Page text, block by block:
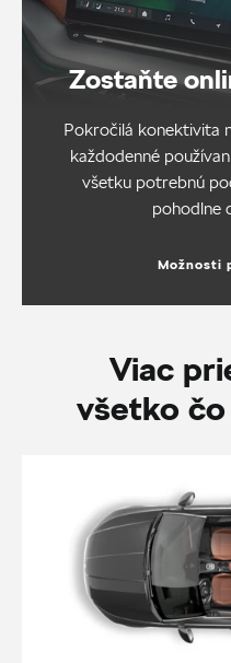
Zostaňte
Pokročilá konektivita
každodenné
všetku potrebnú
pohodlne
Možnosti
Viac
všetko